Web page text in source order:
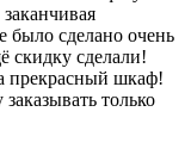
сделано очень
скидку сделали!
прекрасный шкаф!
только